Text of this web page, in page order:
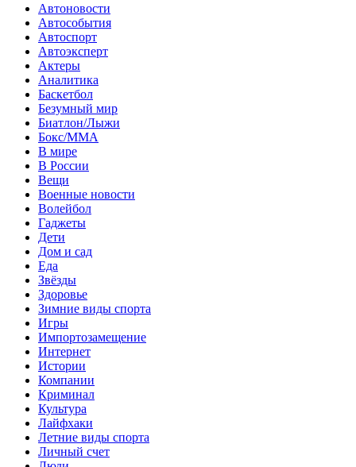
Автоновости
Автособытия
Автоспорт
Автоэксперт
Актеры
Аналитика
Баскетбол
Безумный мир
Биатлон/Лыжи
Бокс/MMA
В мире
В России
Вещи
Военные новости
Волейбол
Гаджеты
Дети
Дом и сад
Еда
Звёзды
Здоровье
Зимние виды спорта
Игры
Импортозамещение
Интернет
Истории
Компании
Криминал
Культура
Лайфхаки
Летние виды спорта
Личный счет